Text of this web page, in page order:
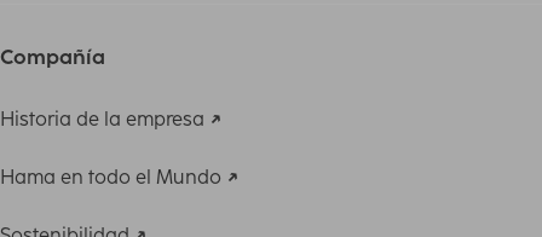
Compañía
Historia de la empresa
Hama en todo el Mundo